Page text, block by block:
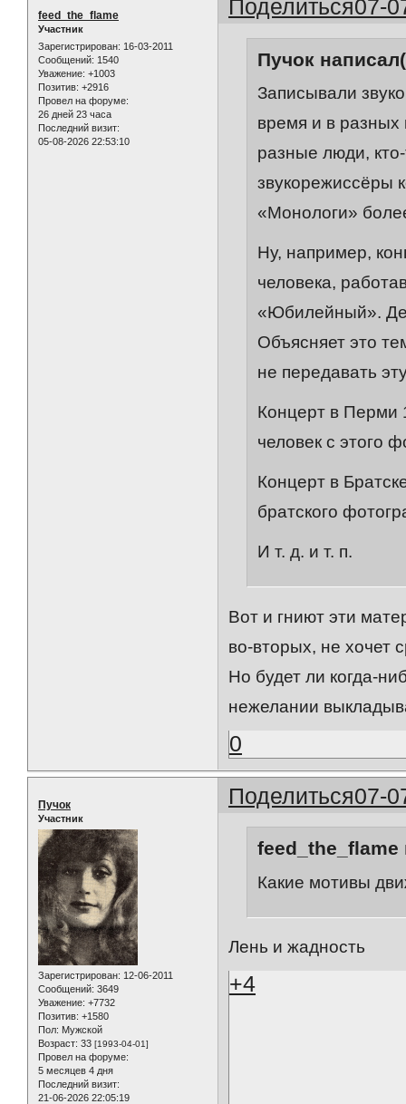
Поделиться07-
feed_the_flame
Участник
Зарегистрирован: 16-03-2011
Сообщений: 1540
Уважение: +1003
Позитив: +2916
Провел на форуме:
26 дней 23 часа
Последний визит:
05-08-2026 22:53:10
Пучок
Записывали
время и в
разные люди,
звукорежиссёры
«Монологи»
Ну, например,
человека,
«Юбилейный».
Объясняет это
не передавать
Концерт в Перми
человек с этого
Концерт в
братского
И т. д. и т. п.
Вот и гниют эти
во-вторых, не хочет
Но будет ли когда-
нежелании
0
Поделиться07-
Пучок
Участник
Зарегистрирован: 12-06-2011
Сообщений: 3649
Уважение: +7732
Позитив: +1580
Пол: Мужской
Возраст: 33 [1993-04-01]
Провел на форуме:
5 месяцев 4 дня
Последний визит:
21-06-2026 22:05:19
feed_the_flame
Какие мотивы
Лень и жадность
+4